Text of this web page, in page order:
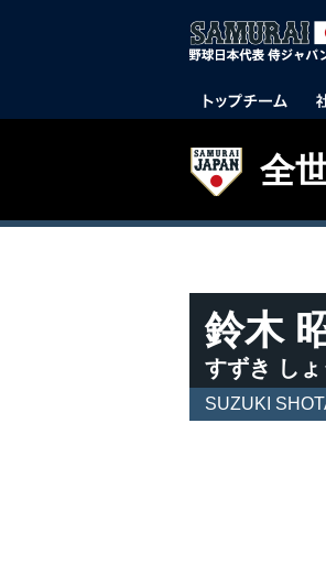
全
鈴木
すずき しょ
SUZUKI